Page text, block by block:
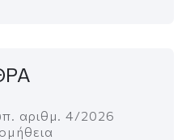
αριθμ. 4/2026